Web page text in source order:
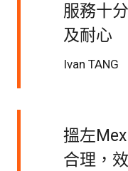
服務十
及耐心
Ivan TANG
搵左
合理，